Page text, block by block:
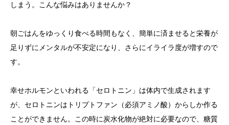
しまう。こんな悩みはありませんか？
朝ごはんをゆっくり食べる時間もなく、簡単に済ませると栄養が
足りずにメンタルが不安定になり、さらにイライラ度が増すので
す。
幸せホルモンといわれる「セロトニン」は体内で生成されます
が、セロトニンはトリプトファン（必須アミノ酸）からしか作る
ことができません。この時に炭水化物が絶対に必要なので、糖質